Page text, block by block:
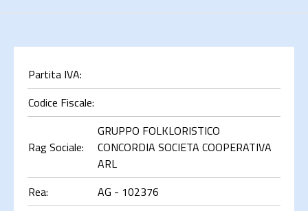
Partita IVA:
Codice Fiscale:
Rag Sociale:
GRUPPO FOLKLORISTICO
CONCORDIA SOCIETA COOPERATIVA
ARL
Rea:
AG - 102376